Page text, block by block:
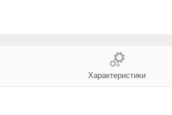
Характеристики